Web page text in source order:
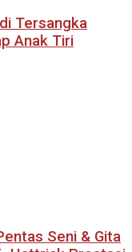
Tersangka
Anak Tiri
Seni & Gita